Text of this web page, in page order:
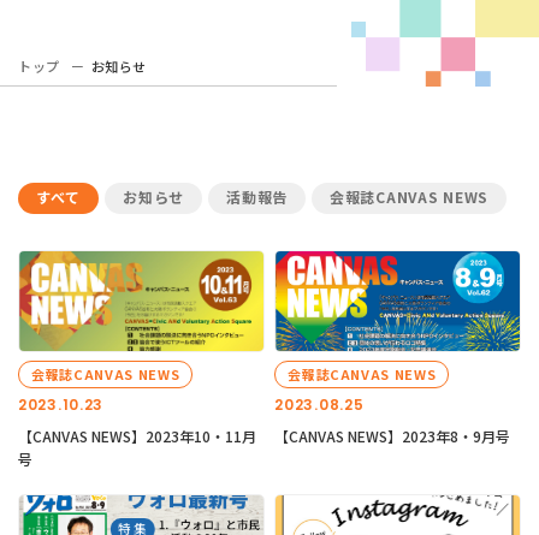
トップ お知らせ
すべて お知らせ 活動報告 会報誌CANVAS NEWS
2023.10.23
会報誌CANVAS NEWS
【CANVAS NEWS】2023年10・11月
号
2023.08.25
会報誌CANVAS NEWS
【CANVAS NEWS】2023年8・9月号